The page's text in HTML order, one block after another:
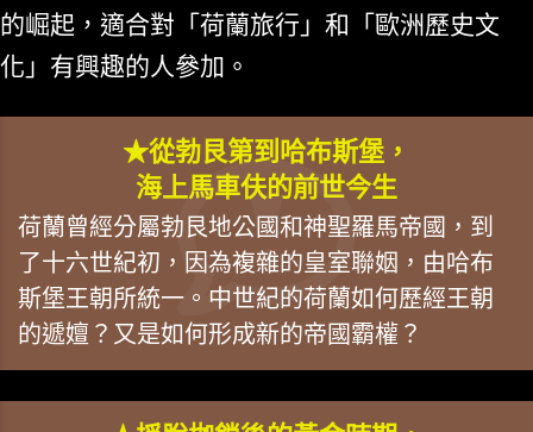
的崛起，適合對「荷蘭旅行」和「歐洲歷史文
化」有興趣的人參加。
★從勃艮第到哈布斯堡，
海上馬車伕的前世今生
荷蘭曾經分屬勃艮地公國和神聖羅馬帝國，到
了十六世紀初，因為複雜的皇室聯姻，由哈布
斯堡王朝所統一。中世紀的荷蘭如何歷經王朝
的遞嬗？又是如何形成新的帝國霸權？